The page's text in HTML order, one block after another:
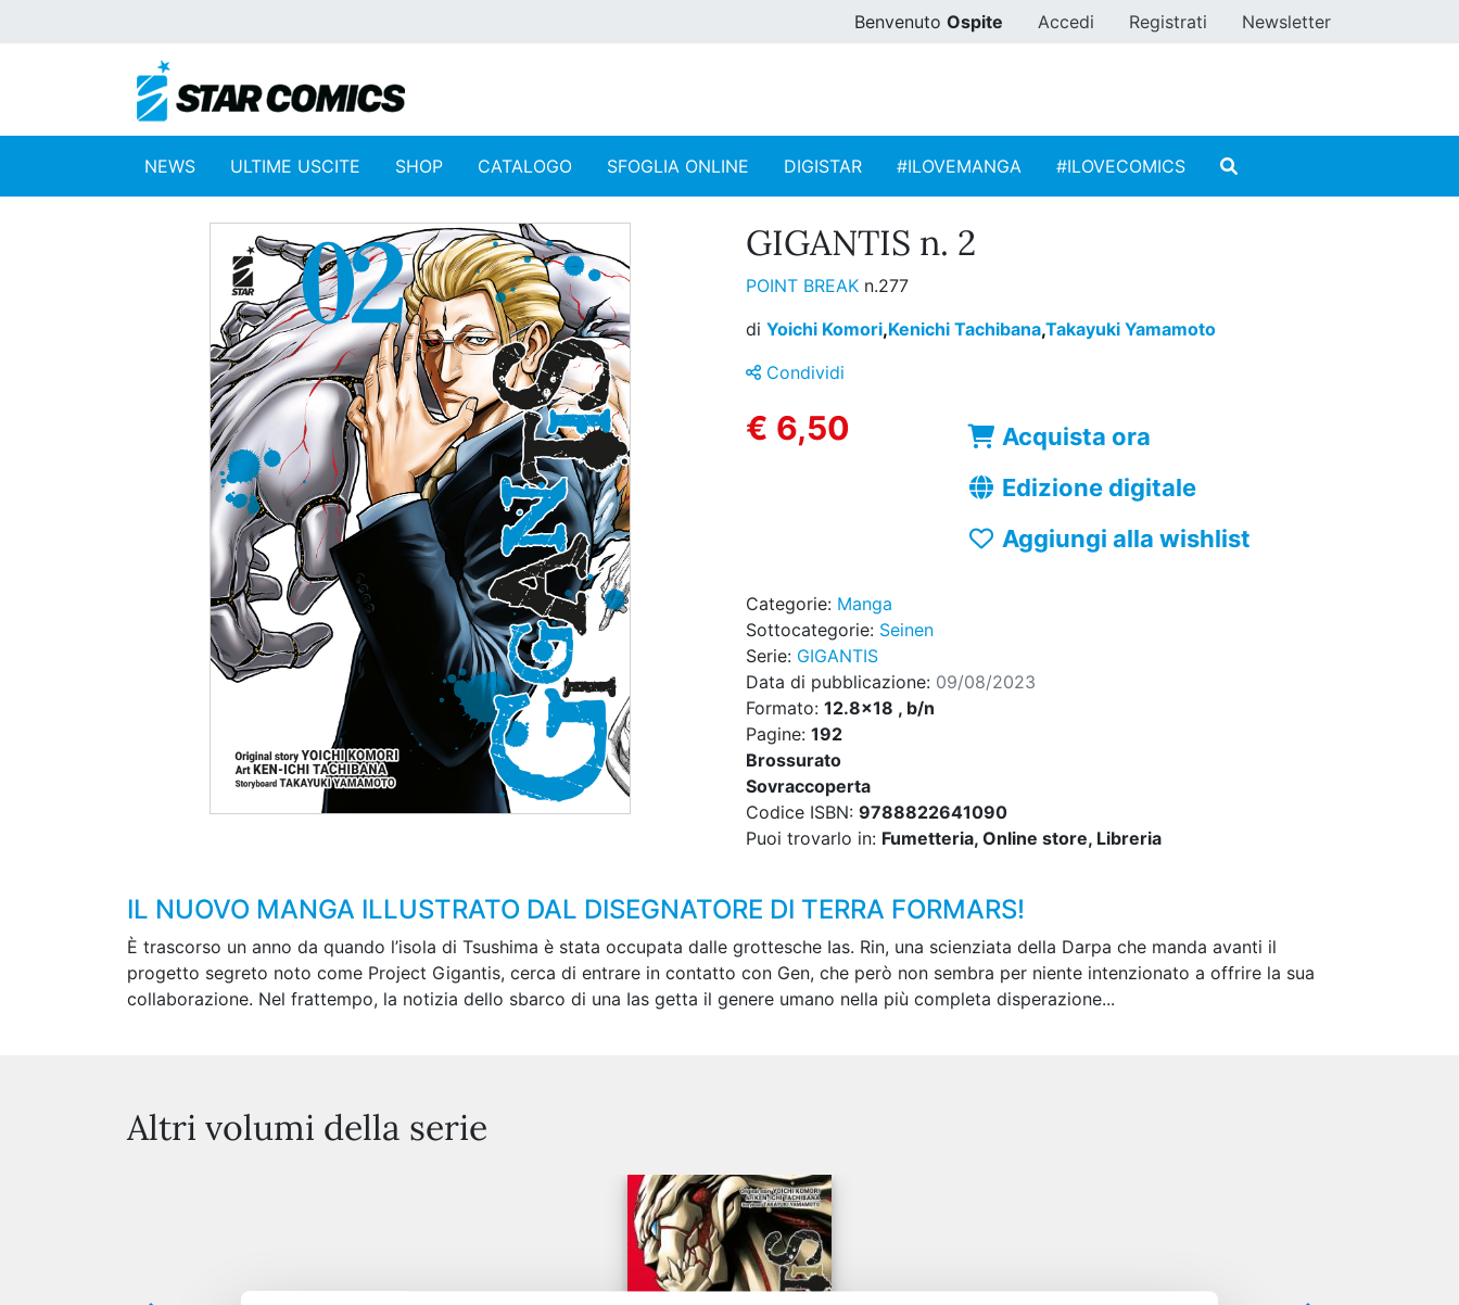
Benvenuto Ospite Accedi Registrati Newsletter
NEWS ULTIME USCITE SHOP CATALOGO SFOGLIA ONLINE DIGISTAR #ILOVEMANGA #ILOVECOMICS
GIGANTIS n. 2
POINT BREAK n.277
di Yoichi Komori,Kenichi Tachibana,Takayuki Yamamoto
Condividi
€ 6,50
Acquista ora
Edizione digitale
Aggiungi alla wishlist
Categorie: Manga
Sottocategorie: Seinen
Serie: GIGANTIS
Data di pubblicazione: 09/08/2023
Formato: 12.8x18 , b/n
Pagine: 192
Brossurato
Sovraccoperta
Codice ISBN: 9788822641090
Puoi trovarlo in: Fumetteria, Online store, Libreria
IL NUOVO MANGA ILLUSTRATO DAL DISEGNATORE DI TERRA FORMARS!
È trascorso un anno da quando l’isola di Tsushima è stata occupata dalle grottesche Ias. Rin, una scienziata della Darpa che manda avanti il
progetto segreto noto come Project Gigantis, cerca di entrare in contatto con Gen, che però non sembra per niente intenzionato a offrire la sua
collaborazione. Nel frattempo, la notizia dello sbarco di una Ias getta il genere umano nella più completa disperazione...
Altri volumi della serie